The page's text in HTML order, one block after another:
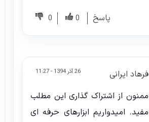
پاسخ 0
0
26 آذر 1394 - 11:27
فرهاد ایرانی
ممنون از اشتراک گذاری این مطلب
مفید. امیدواریم ابزارهای حرفه ای